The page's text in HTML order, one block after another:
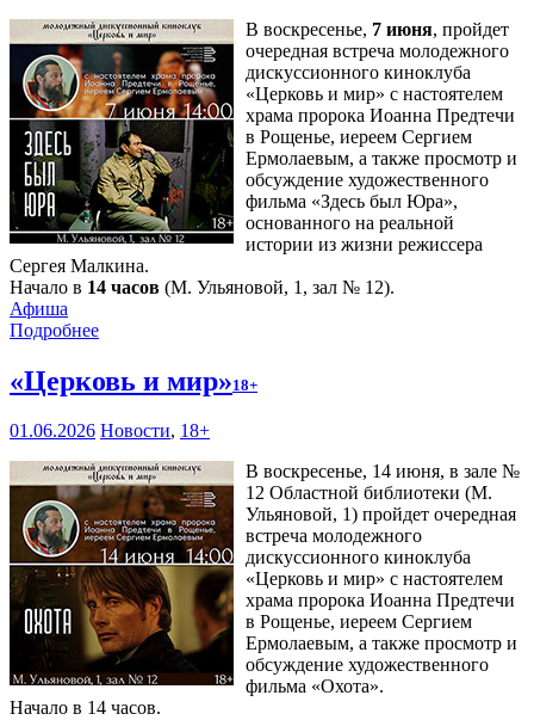
В воскресенье, 7 июня, пройдет
очередная встреча молодежного
дискуссионного киноклуба
«Церковь и мир» с настоятелем
храма пророка Иоанна Предтечи
в Рощенье, иереем Сергием
Ермолаевым, а также просмотр и
обсуждение художественного
фильма «Здесь был Юра»,
основанного на реальной
истории из жизни режиссера
Сергея Малкина.
Начало в 14 часов (М. Ульяновой, 1, зал № 12).
Афиша
Подробнее
«Церковь и мир»18+
01.06.2026 Новости, 18+
В воскресенье, 14 июня, в зале №
12 Областной библиотеки (М.
Ульяновой, 1) пройдет очередная
встреча молодежного
дискуссионного киноклуба
«Церковь и мир» с настоятелем
храма пророка Иоанна Предтечи
в Рощенье, иереем Сергием
Ермолаевым, а также просмотр и
обсуждение художественного
фильма «Охота».
Начало в 14 часов.